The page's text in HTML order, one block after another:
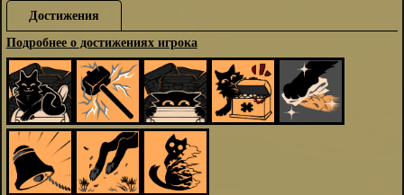
Достижения
Подробнее о достижениях игрока